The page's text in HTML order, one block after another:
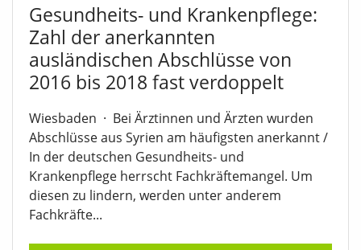
Gesundheits- und Krankenpflege:
Zahl der anerkannten
ausländischen Abschlüsse von
2016 bis 2018 fast verdoppelt
Wiesbaden · Bei Ärztinnen und Ärzten wurden
Abschlüsse aus Syrien am häufigsten anerkannt /
In der deutschen Gesundheits- und
Krankenpflege herrscht Fachkräftemangel. Um
diesen zu lindern, werden unter anderem
Fachkräfte...